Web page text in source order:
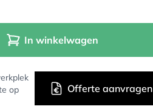
In winkelwagen
op
Offerte aanvragen